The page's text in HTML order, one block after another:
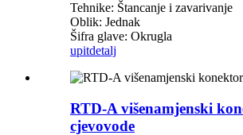
Tehnike: Štancanje i zavarivanje
Oblik: Jednak
Šifra glave: Okrugla
upitdetalj
RTD-A višenamjenski
cjevovode